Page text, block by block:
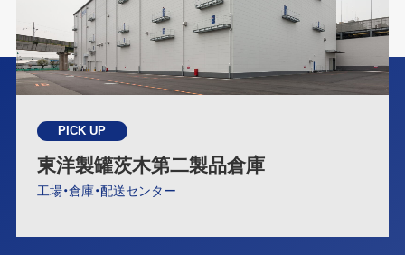
PICK UP
東洋製罐茨木第二製品倉庫
工場・倉庫・配送センター